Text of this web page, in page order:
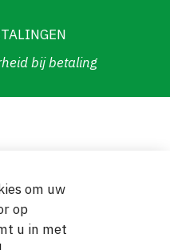
bij betaling
om uw
op
u in met